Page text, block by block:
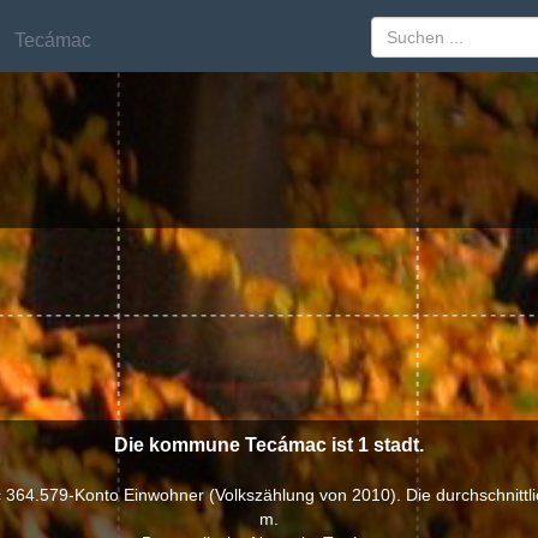
Tecámac
Die kommune Tecámac ist 1 stadt.
364.579-Konto Einwohner (Volkszählung von 2010). Die
m.
Tecámac